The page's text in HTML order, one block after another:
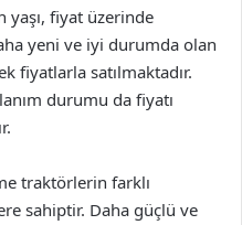
fiyat üzerinde
yeni ve iyi durumda olan
fiyatlarla satılmaktadır.
durumu da fiyatı
traktörlerin farklı
sahiptir. Daha güçlü ve